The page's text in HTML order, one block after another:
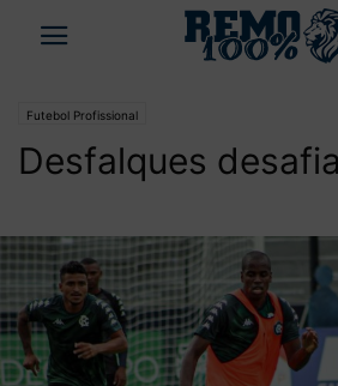
Futebol Profissional
Desfalques